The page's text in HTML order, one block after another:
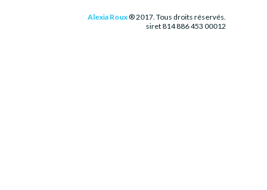
Alexia Roux® 2017. Tous droits réservés.
siret 814 886 453 00012